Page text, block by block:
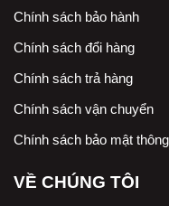
Chính sách bảo hành
Chính sách đổi hàng
Chính sách trả hàng
Chính sách vận chuyển
Chính sách bảo mật
VỀ CHÚNG TÔI